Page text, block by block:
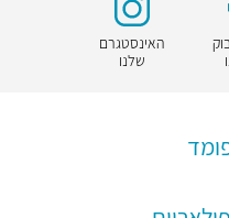
האינסטגרם
שלנו